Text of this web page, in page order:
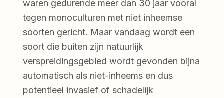
waren gedurende meer dan 30 jaar vooral
tegen monoculturen met niet inheemse
soorten gericht. Maar vandaag wordt een
soort die buiten zijn natuurlijk
verspreidingsgebied wordt gevonden bijna
automatisch als niet-inheems en dus
potentieel invasief of schadelijk